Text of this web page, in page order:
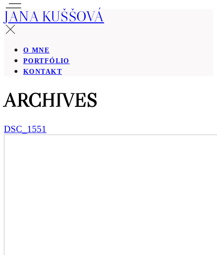
JANA KUŠŠOVÁ
O MNE
PORTFÓLIO
KONTAKT
ARCHIVES
DSC_1551